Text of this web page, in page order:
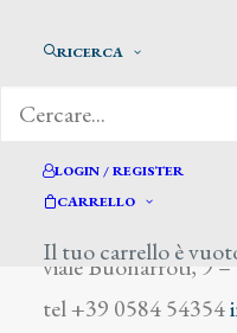
RICERCA
LOGIN / REGISTER
CARRELLO
Il tuo carrello è
viale Buonarroti, 9
tel +39 0584 54354